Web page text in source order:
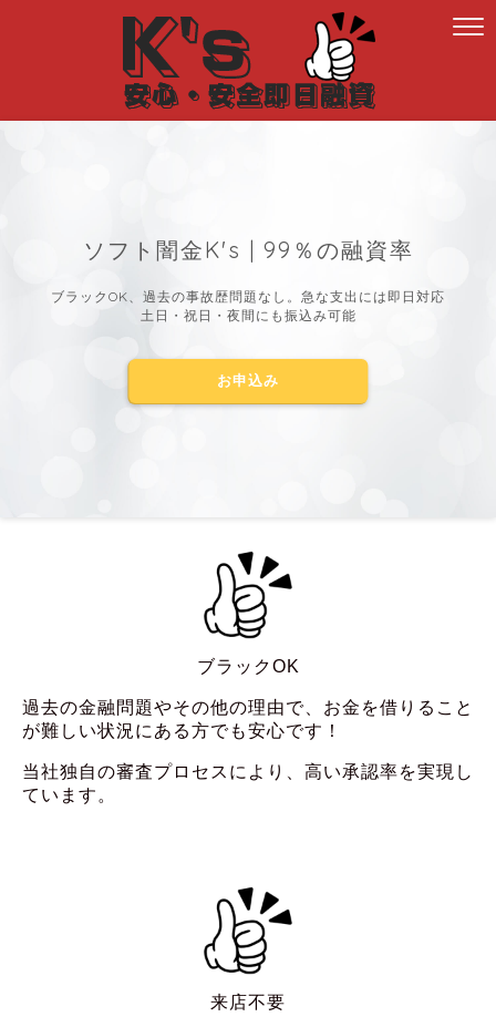
ソフト闇金K's | 99％の融資率
ブラックOK、過去の事故歴問題なし。急な支出には即日対応
土日・祝日・夜間にも振込み可能
お申込み
ブラックOK
過去の金融問題やその他の理由で、お金を借りること
が難しい状況にある方でも安心です！
当社独自の審査プロセスにより、高い承認率を実現し
ています。
来店不要